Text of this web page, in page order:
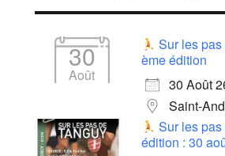
30
Août
Sur les pas
ème édition
30 Août
Saint-
Sur les
édition : 30